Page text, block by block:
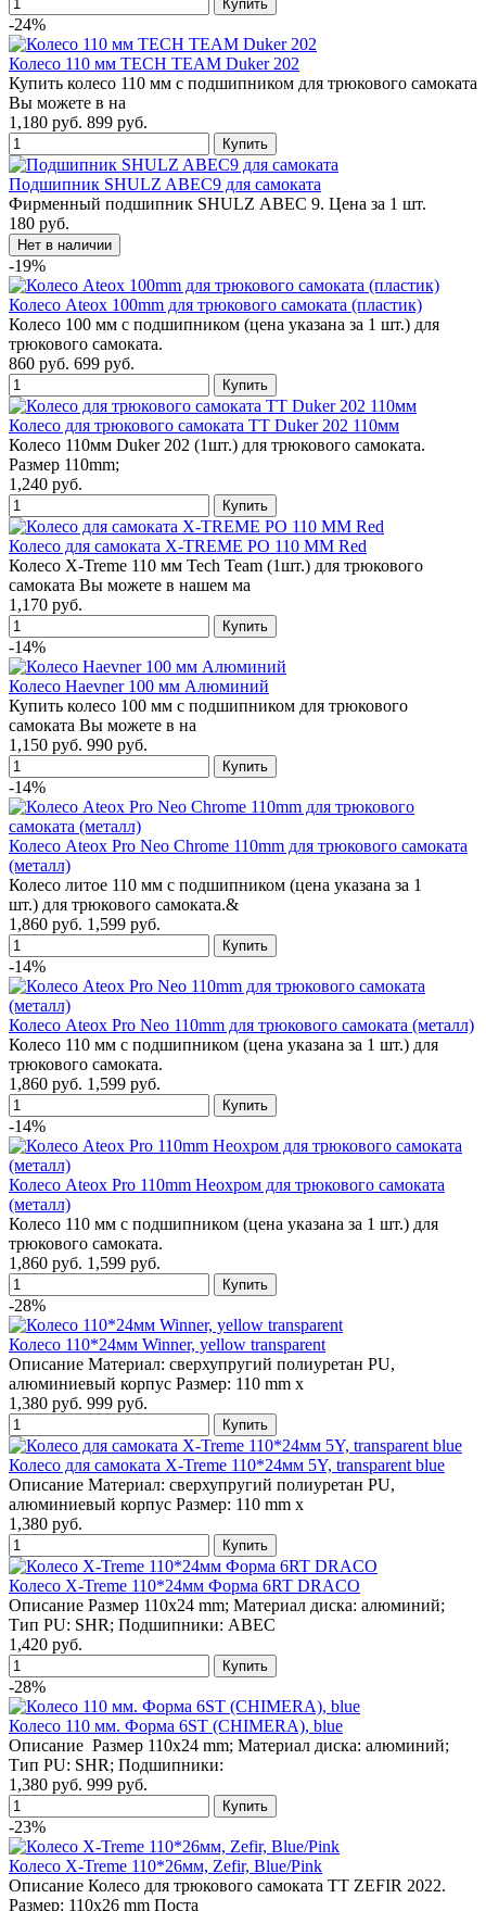
-24%
Колесо 110 мм TECH TEAM Duker 202
Купить колесо 110 мм с подшипником для трюкового самоката
Вы можете в на
1,180 руб. 899 руб.
Подшипник SHULZ ABEC9 для самоката
Фирменный подшипник SHULZ ABEC 9. Цена за 1 шт.
180 руб.
-19%
Колесо Ateox 100mm для трюкового самоката (пластик)
Колесо 100 мм с подшипником (цена указана за 1 шт.) для
трюкового самоката.
860 руб. 699 руб.
Колесо для трюкового самоката TT Duker 202 110мм
Колесо 110мм Duker 202 (1шт.) для трюкового самоката.
Размер 110mm;
1,240 руб.
Колесо для самоката X-TREME PO 110 MM Red
Колесо X-Treme 110 мм Tech Team (1шт.) для трюкового
самоката Вы можете в нашем ма
1,170 руб.
-14%
Колесо Haevner 100 мм Алюминий
Купить колесо 100 мм с подшипником для трюкового
самоката Вы можете в на
1,150 руб. 990 руб.
-14%
Колесо Ateox Pro Neo Chrome 110mm для трюкового самоката
(металл)
Колесо литое 110 мм с подшипником (цена указана за 1
шт.) для трюкового самоката.&
1,860 руб. 1,599 руб.
-14%
Колесо Ateox Pro Neo 110mm для трюкового самоката (металл)
Колесо 110 мм с подшипником (цена указана за 1 шт.) для
трюкового самоката.
1,860 руб. 1,599 руб.
-14%
Колесо Ateox Pro 110mm Неохром для трюкового самоката
(металл)
Колесо 110 мм с подшипником (цена указана за 1 шт.) для
трюкового самоката.
1,860 руб. 1,599 руб.
-28%
Колесо 110*24мм Winner, yellow transparent
Описание Материал: сверхупругий полиуретан PU,
алюминиевый корпус Размер: 110 mm x
1,380 руб. 999 руб.
Колесо для самоката X-Treme 110*24мм 5Y, transparent blue
Описание Материал: сверхупругий полиуретан PU,
алюминиевый корпус Размер: 110 mm x
1,380 руб.
Колесо X-Treme 110*24мм Форма 6RT DRACO
Описание Размер 110x24 mm; Материал диска: алюминий;
Тип PU: SHR; Подшипники: ABEC
1,420 руб.
-28%
Колесо 110 мм. Форма 6ST (CHIMERA), blue
Описание Размер 110x24 mm; Материал диска: алюминий;
Тип PU: SHR; Подшипники:
1,380 руб. 999 руб.
-23%
Колесо X-Treme 110*26мм, Zefir, Blue/Pink
Описание Колесо для трюкового самоката TT ZEFIR 2022.
Размер: 110х26 mm Поста